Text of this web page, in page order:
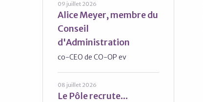
09 juillet 2026
Alice Meyer, membre du
Conseil
d'Administration
co-CEO de CO-OP ev
08 juillet 2026
Le Pôle recrute...